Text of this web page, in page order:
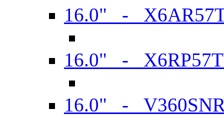
16.0" -
16.0" -
16.0" -